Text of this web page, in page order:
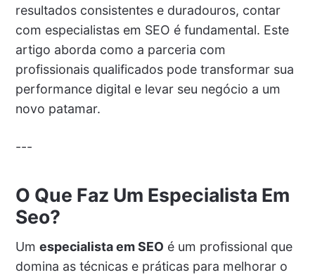
resultados consistentes e duradouros, contar
com especialistas em SEO é fundamental. Este
artigo aborda como a parceria com
profissionais qualificados pode transformar sua
performance digital e levar seu negócio a um
novo patamar.
---
O Que Faz Um Especialista Em
Seo?
Um especialista em SEO é um profissional que
domina as técnicas e práticas para melhorar o